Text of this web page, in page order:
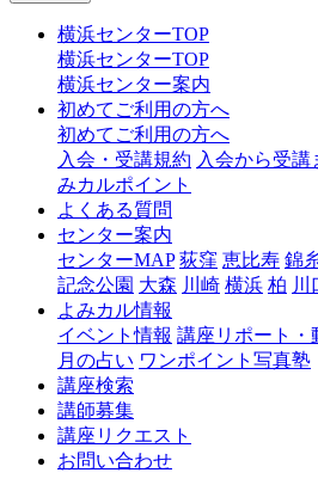
横浜センターTOP
横浜センターTOP
横浜センター案内
初めてご利用の方へ
初めてご利用の方へ
入会・受講規約 入会から受講
みカルポイント
よくある質問
センター案内
センターMAP 荻窪 恵比寿 錦
記念公園 大森 川崎 横浜 柏 川
よみカル情報
イベント情報 講座リポート・
月の占い ワンポイント写真塾
講座検索
講師募集
講座リクエスト
お問い合わせ